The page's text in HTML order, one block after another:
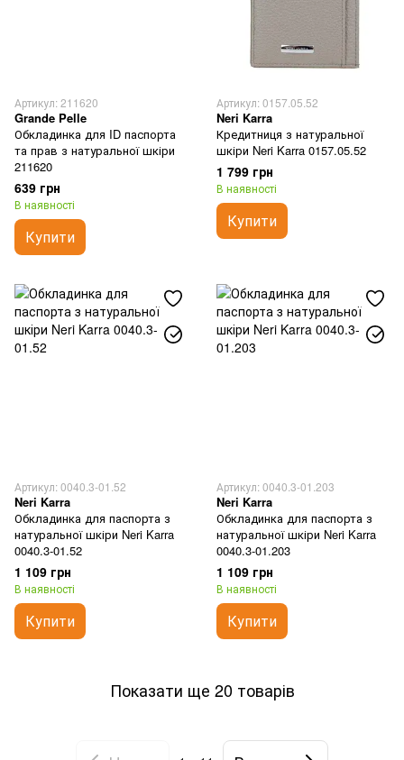
Артикул: 211620
Grande Pelle
Обкладинка для ID паспорта
та прав з натуральної шкіри
211620
639 грн
В наявності
Купити
Артикул: 0157.05.52
Neri Karra
Кредитниця з натуральної
шкіри Neri Karra 0157.05.52
1 799 грн
В наявності
Купити
Артикул: 0040.3-01.52
Neri Karra
Обкладинка для паспорта з
натуральної шкіри Neri Karra
0040.3-01.52
1 109 грн
В наявності
Купити
Артикул: 0040.3-01.203
Neri Karra
Обкладинка для паспорта з
натуральної шкіри Neri Karra
0040.3-01.203
1 109 грн
В наявності
Купити
Показати ще 20 товарів